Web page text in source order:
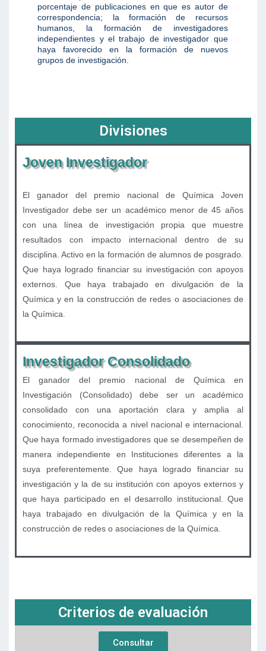
porcentaje de publicaciones en que es autor de
correspondencia; la formación de recursos
humanos, la formación de investigadores
independientes y el trabajo de investigador que
haya favorecido en la formación de nuevos
grupos de investigación.
Divisiones
Joven Investigador
El ganador del premio nacional de Química Joven
Investigador debe ser un académico menor de 45 años
con una línea de investigación propia que muestre
resultados con impacto internacional dentro de su
disciplina. Activo en la formación de alumnos de posgrado.
Que haya logrado financiar su investigación con apoyos
externos. Que haya trabajado en divulgación de la
Química y en la construcción de redes o asociaciones de
la Química.
Investigador Consolidado
El ganador del premio nacional de Química en
Investigación (Consolidado) debe ser un académico
consolidado con una aportación clara y amplia al
conocimiento, reconocida a nivel nacional e internacional.
Que haya formado investigadores que se desempeñen de
manera independiente en Instituciones diferentes a la
suya preferentemente. Que haya logrado financiar su
investigación y la de su institución con apoyos externos y
que haya participado en el desarrollo institucional. Que
haya trabajado en divulgación de la Química y en la
construcción de redes o asociaciones de la Química.
Criterios de evaluación
Consultar